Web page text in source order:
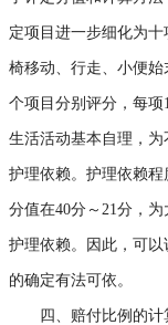
定项目进一步细化为
椅移动、行走、小便
个项目分别评分，每项
生活活动基本自理，
护理依赖。护理依赖
分值在40分～21分，
护理依赖。因此，可
的确定有法可依。
四、赔付比例的计